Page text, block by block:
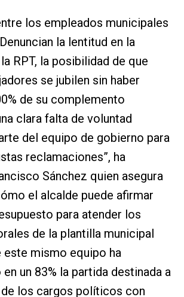
los empleados municipales
la lentitud en la
RPT, la posibilidad de que
se jubilen sin haber
de su complemento
clara falta de voluntad
del equipo de gobierno para
reclamaciones”, ha
Sánchez quien asegura
el alcalde puede afirmar
para atender los
de la plantilla municipal
este mismo equipo ha
un 83% la partida destinada a
los cargos políticos con